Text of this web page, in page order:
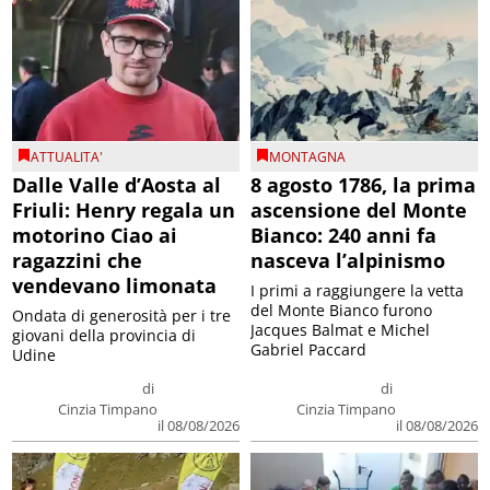
ATTUALITA'
Dalle Valle d’Aosta al
Friuli: Henry regala un
motorino Ciao ai
ragazzini che
vendevano limonata
di
Cinzia Timpano
il 08/08/2026
Ondata di generosità per i tre
giovani della provincia di
Udine
MONTAGNA
8 agosto 1786, la prima
ascensione del Monte
Bianco: 240 anni fa
nasceva l’alpinismo
di
Cinzia Timpano
il 08/08/2026
I primi a raggiungere la vetta
del Monte Bianco furono
Jacques Balmat e Michel
Gabriel Paccard